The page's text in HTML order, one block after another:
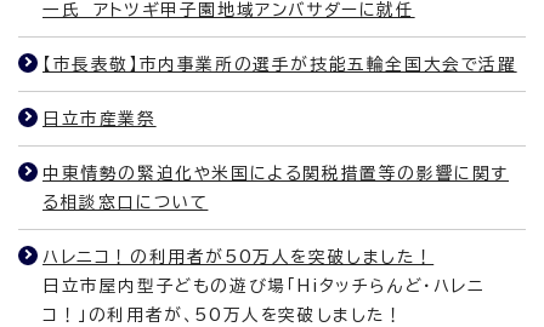
一氏 アトツギ甲子園地域アンバサダーに就任
【市長表敬】市内事業所の選手が技能五輪全国大会で活躍
日立市産業祭
中東情勢の緊迫化や米国による関税措置等の影響に関す
る相談窓口について
ハレニコ！の利用者が50万人を突破しました！
日立市屋内型子どもの遊び場「Hiタッチらんど・ハレニ
コ！」の利用者が、50万人を突破しました！